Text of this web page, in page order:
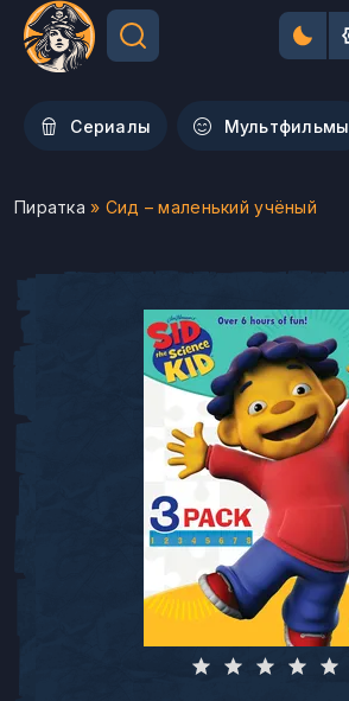
Сериалы Мультфильмы
Пиратка » Сид – маленький учёный